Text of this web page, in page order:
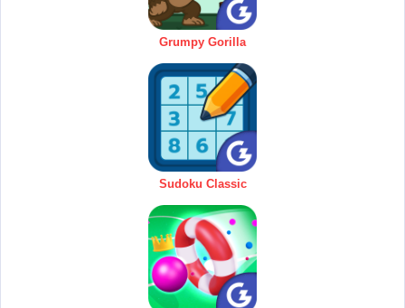
Grumpy Gorilla
Sudoku Classic